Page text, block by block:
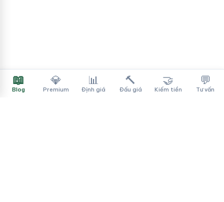
📖
Blog
💎
Premium
📊
Định giá
🔨
Đấu giá
🤝
Kiếm tiền
💬
Tư vấn